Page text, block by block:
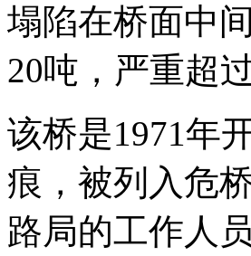
塌陷在桥面中
20吨，严重超
该桥是1971年
痕，被列入危
路局的工作人